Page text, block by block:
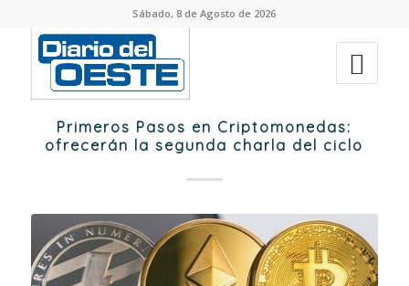
Sábado, 8 de Agosto de 2026
Primeros Pasos en Criptomonedas:
ofrecerán la segunda charla del ciclo